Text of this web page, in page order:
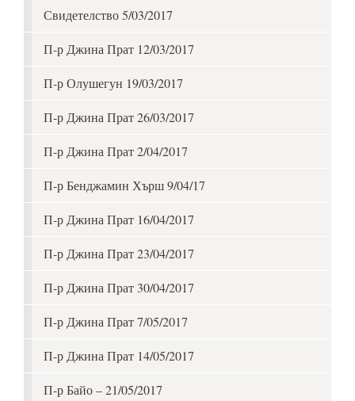
Свидетелство 5/03/2017
П-р Джина Прат 12/03/2017
П-р Олушегун 19/03/2017
П-р Джина Прат 26/03/2017
П-р Джина Прат 2/04/2017
П-р Бенджамин Хърш 9/04/17
П-р Джина Прат 16/04/2017
П-р Джина Прат 23/04/2017
П-р Джина Прат 30/04/2017
П-р Джина Прат 7/05/2017
П-р Джина Прат 14/05/2017
П-р Байо – 21/05/2017